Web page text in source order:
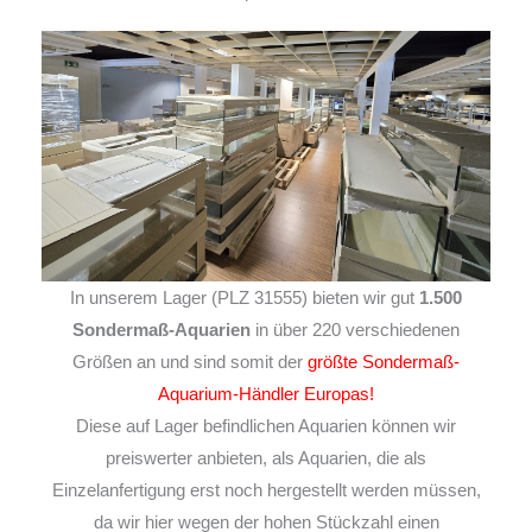
In unserem Lager (PLZ 31555) bieten wir gut 1.500
Sondermaß-Aquarien in über 220 verschiedenen
Größen an und sind somit der größte Sondermaß-
Aquarium-Händler Europas!
Diese auf Lager befindlichen Aquarien können wir
preiswerter anbieten, als Aquarien, die als
Einzelanfertigung erst noch hergestellt werden müssen,
da wir hier wegen der hohen Stückzahl einen